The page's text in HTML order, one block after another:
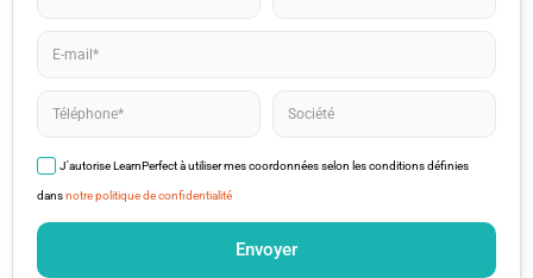
J'autorise LearnPerfect à utiliser mes coordonnées selon les conditions définies
dansnotre politique de confidentialité
Envoyer